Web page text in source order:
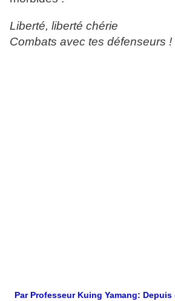
Liberté, liberté chérie
Combats avec tes défenseurs !
Par Professeur Kuing Yamang: Depuis